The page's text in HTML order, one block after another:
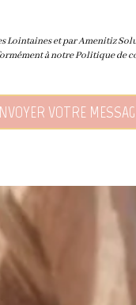
Lointaines et par Amenitiz
à notre Politique de